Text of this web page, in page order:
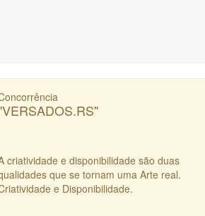
criatividade e disponibilidade são duas
que se tornam uma Arte real.
e Disponibilidade.